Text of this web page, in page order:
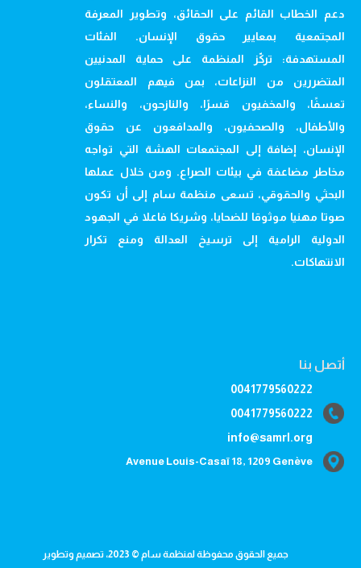
دعم الخطاب القائم على الحقائق، وتطوير المعرفة
المجتمعية بمعايير حقوق الإنسان. الفئات
المستهدفة: تركّز المنظمة على حماية المدنيين
المتضررين من النزاعات، بمن فيهم المعتقلون
تعسفًا، والمخفيون قسرًا، والنازحون، والنساء،
والأطفال، والصحفيون، والمدافعون عن حقوق
الإنسان، إضافة إلى المجتمعات الهشة التي تواجه
مخاطر مضاعفة في بيئات الصراع. ومن خلال عملها
البحثي والحقوقي، تسعى منظمة سام إلى أن تكون
صوتا مهنيا موثوقا للضحايا، وشريكا فاعلا في الجهود
الدولية الرامية إلى ترسيخ العدالة ومنع تكرار
الانتهاكات.
أتصل بنا
0041779560222
0041779560222
info@samrl.org
Avenue Louis-Casaï 18, 1209 Genève
جميع الحقوق محفوظة لمنظمة سام © 2023، تصميم وتطوير